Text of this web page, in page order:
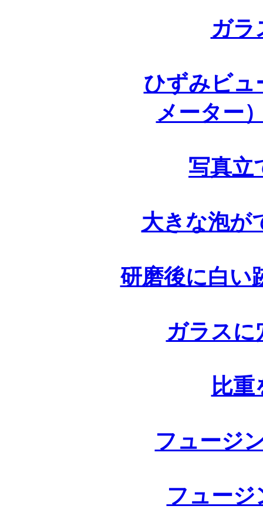
ガラ
ひずみビュ
メーター
写真立
大きな泡が
研磨後に白い
ガラスに
比
フュージ
フュージ